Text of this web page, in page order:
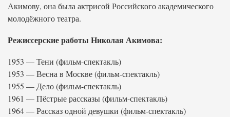
Акимову, она была актрисой Российского академического
молодёжного театра.
Режиссерские работы Николая Акимова:
1953 — Тени (фильм-спектакль)
1953 — Весна в Москве (фильм-спектакль)
1955 — Дело (фильм-спектакль)
1961 — Пёстрые рассказы (фильм-спектакль)
1964 — Рассказ одной девушки (фильм-спектакль)